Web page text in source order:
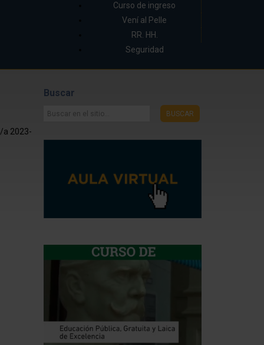
Curso de ingreso
Vení al Pelle
RR. HH.
Seguridad
a 2023-
Buscar
Buscar
BUSCAR